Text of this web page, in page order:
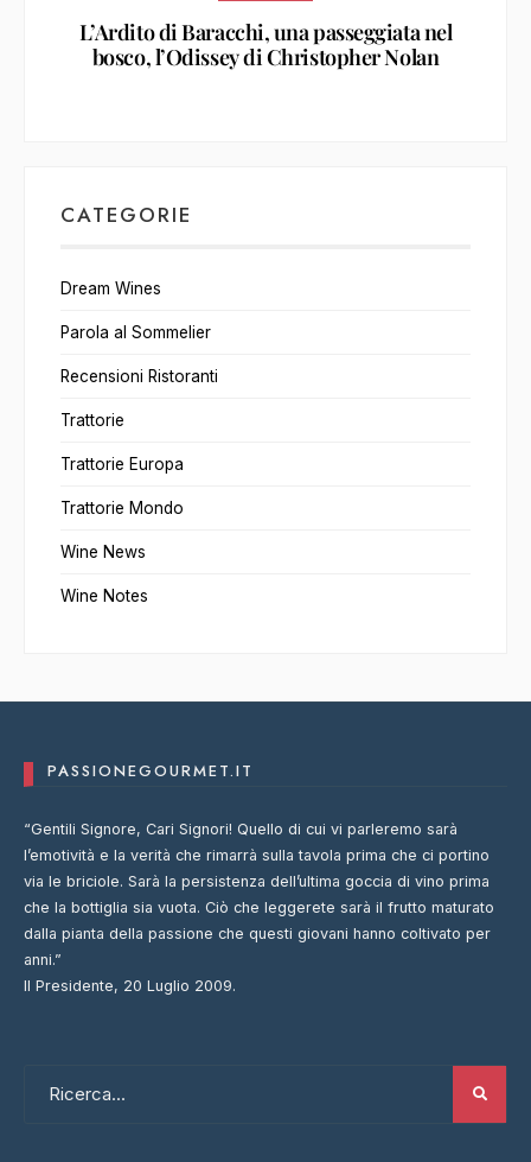
L’Ardito di Baracchi, una passeggiata nel
bosco, l’Odissey di Christopher Nolan
CATEGORIE
Dream Wines
Parola al Sommelier
Recensioni Ristoranti
Trattorie
Trattorie Europa
Trattorie Mondo
Wine News
Wine Notes
PASSIONEGOURMET.IT
“Gentili Signore, Cari Signori! Quello di cui vi parleremo sarà
l’emotività e la verità che rimarrà sulla tavola prima che ci portino
via le briciole. Sarà la persistenza dell’ultima goccia di vino prima
che la bottiglia sia vuota. Ciò che leggerete sarà il frutto maturato
dalla pianta della passione che questi giovani hanno coltivato per
anni.”
Il Presidente, 20 Luglio 2009.